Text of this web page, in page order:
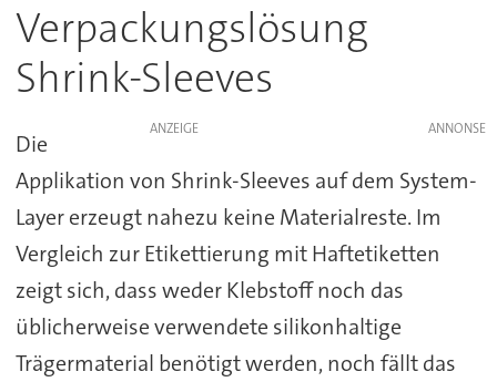
Verpackungslösung
Shrink-Sleeves
ANZEIGE
Die
Applikation von Shrink-Sleeves auf dem System-
Layer erzeugt nahezu keine Materialreste. Im
Vergleich zur Etikettierung mit Haftetiketten
zeigt sich, dass weder Klebstoff noch das
üblicherweise verwendete silikonhaltige
Trägermaterial benötigt werden, noch fällt das